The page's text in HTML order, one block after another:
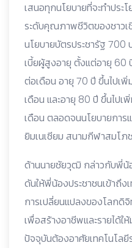
เสนอทุกนโยบายที่จะทำประ
ระดับคุณภาพชีวิตของชาวเ
นโยบายบัตรประชารัฐ 700
เบี้ยผู้สูงอายุ ตั้งแต่อายุ 60
ต่อเดือน อายุ 70 ปี ขึ้นไปเ
เดือน และอายุ 80 ปี ขึ้นไป
เดือน ตลอดจนนโยบายกา
ยิมเนเซียม สนามกีฬาสมโภ
ด้านนายชัยวุฒิ กล่าวกับพี่น้
ดันให้พี่น้องประชาชนเข้าถึง
การเปลี่ยนแปลงของโลกดิ
เพื่อสร้างอาชีพและรายได้ใ
ปัจจุบันต้องอาศัยเทคโนโล